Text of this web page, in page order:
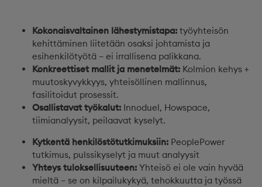
Kokonaisvaltainen lähestymistapa: työyhteisön
kehittäminen liitetään osaksi johtamista ja
esihenkilötyötä – ei irrallisena palikkana.
Konkreettiset mallit ja menetelmät: Kolmion kehys +
muutoskyvykkyys, yhteisöllinen mallinnus,
fasilitoidut prosessit.
Osallistavat työkalut: Innoduel, Howspace,
tiimianalyysit, peilaavat kyselyt.
Kytkentä henkilöstötutkimuksiin: PeoplePower
tutkimus, pulssikyselyt ja muut analyysit
Yhteys tuloksellisuuteen: Yhteisö ei ole vain hyvää
mieltä – se on kilpailukykyä, tehokkuutta ja työssä